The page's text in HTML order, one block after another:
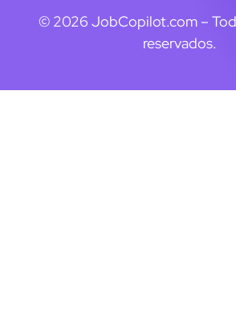
© 2026 JobCopilot.com –
reservados.